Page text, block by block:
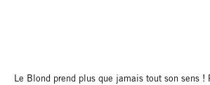
Le Blond prend plus que jamais tout son sens